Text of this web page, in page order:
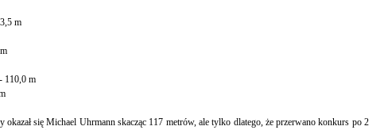
m
110,0 m
okazał się Michael Uhrmann skacząc 117 metrów, ale tylko dlatego, że przerwano konkurs po 2